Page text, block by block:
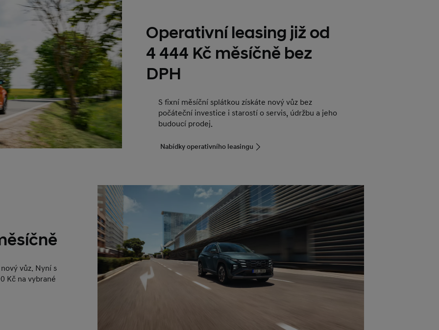
Operativní leasing již od
4 444 Kč měsíčně bez
DPH
S fixní měsíční splátkou získáte nový vůz bez
počáteční investice i starostí o servis, údržbu a jeho
budoucí prodej.
Nabídky operativního leasingu
vůz. Nyní s
Kč na vybrané